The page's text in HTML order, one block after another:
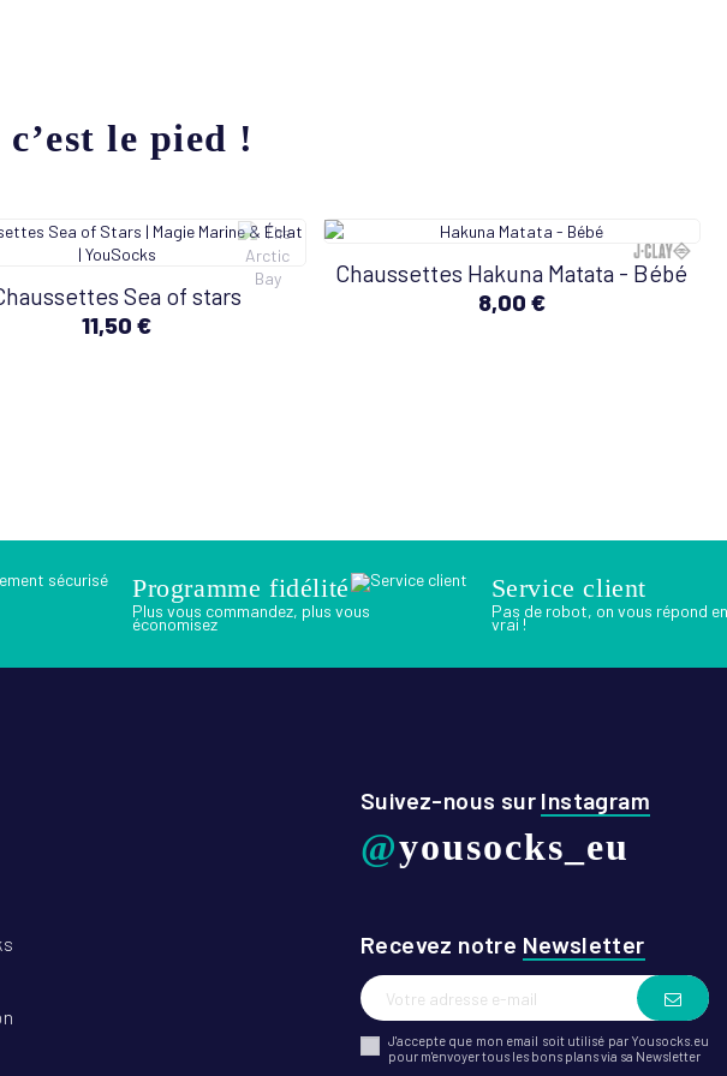
le pied !
Sea of stars
11,50 €
Chaussettes Hakuna Matata - Bébé
8,00 €
Programme fidélité
Plus vous commandez, plus vous
économisez
Service client
Pas de robot, on vous répond en
vrai !
Suivez-nous sur Instagram
@yousocks_eu
Recevez notre Newsletter
J'accepte que mon email soit utilisé par Yousocks.eu
pour m'envoyer tous les bons plans via sa Newsletter